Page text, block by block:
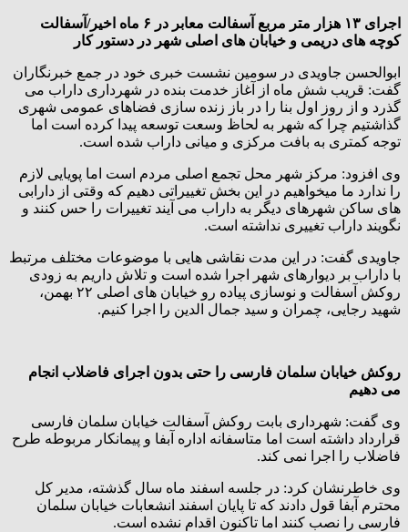
اجرای ۱۳ هزار متر مربع آسفالت معابر در ۶ ماه اخیر/آسفالت
کوچه های دریمی و خیابان های اصلی شهر در دستور کار
ابوالحسن جاویدی در سومین نشست خبری خود در جمع خبرنگاران
گفت: قریب شش ماه از آغاز خدمت بنده در شهرداری داراب می
گذرد و از روز اول بنا را در باز زنده سازی فضاهای عمومی شهری
گذاشتیم چرا که شهر به لحاظ وسعت توسعه پیدا کرده است اما
توجه کمتری به بافت مرکزی و میانی داراب شده است.
وی افزود: مرکز شهر محل تجمع اصلی مردم است اما پویایی لازم
را ندارد ما میخواهیم در این بخش تغییراتی دهیم که وقتی از دارابی
های ساکن شهرهای دیگر به داراب می آیند تغییرات را حس کنند و
نگویند داراب تغییری نداشته است.
جاویدی گفت: در این مدت نقاشی هایی با موضوعات مختلف مرتبط
با داراب بر دیوارهای شهر اجرا شده است و تلاش داریم به زودی
روکش آسفالت و نوسازی پیاده رو خیابان های اصلی ۲۲ بهمن،
شهید رجایی، چمران و سید جمال الدین را اجرا کنیم.
روکش خیابان سلمان فارسی را حتی بدون اجرای فاضلاب انجام
می دهیم
وی گفت: شهرداری بابت روکش آسفالت خیابان سلمان فارسی
قرارداد داشته است اما متاسفانه اداره آبفا و پیمانکار مربوطه طرح
فاضلاب را اجرا نمی کند.
وی خاطرنشان کرد: در جلسه اسفند ماه سال گذشته، مدیر کل
محترم آبفا قول دادند که تا پایان اسفند انشعابات خیابان سلمان
فارسی را نصب کنند اما تاکنون اقدام نشده است.